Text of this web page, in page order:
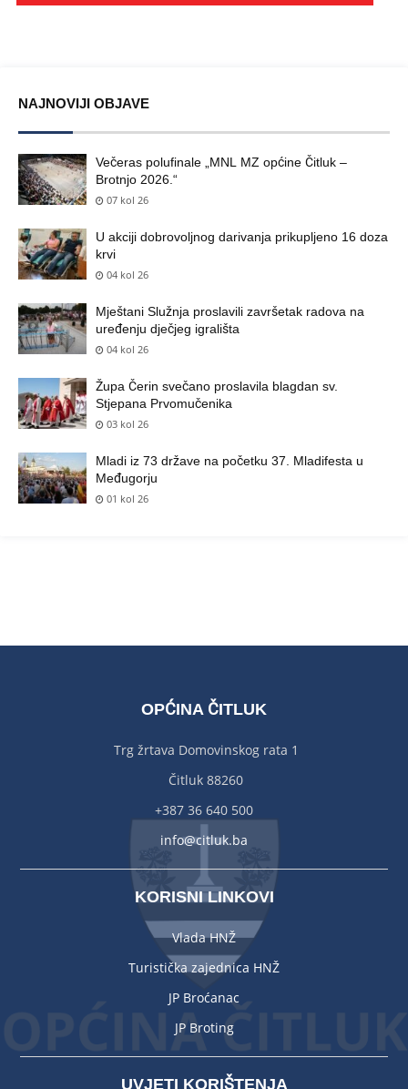
NAJNOVIJI OBJAVE
Večeras polufinale „MNL MZ općine Čitluk –
Brotnjo 2026.“
07 kol 26
U akciji dobrovoljnog darivanja prikupljeno 16 doza
krvi
04 kol 26
Mještani Služnja proslavili završetak radova na
uređenju dječjeg igrališta
04 kol 26
Župa Čerin svečano proslavila blagdan sv.
Stjepana Prvomučenika
03 kol 26
Mladi iz 73 države na početku 37. Mladifesta u
Međugorju
01 kol 26
OPĆINA ČITLUK
Trg žrtava Domovinskog rata 1
Čitluk 88260
+387 36 640 500
info@citluk.ba
KORISNI LINKOVI
Vlada HNŽ
Turistička zajednica HNŽ
JP Broćanac
JP Broting
UVJETI KORIŠTENJA